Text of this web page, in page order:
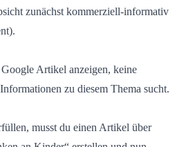
zunächst kommerziell-informativ
Artikel anzeigen, keine
zu diesem Thema sucht.
musst du einen Artikel über